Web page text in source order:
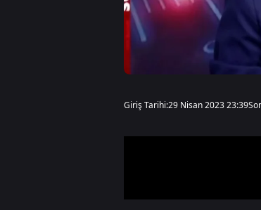
Giriş Tarihi:29 Nisan 2023 23:39